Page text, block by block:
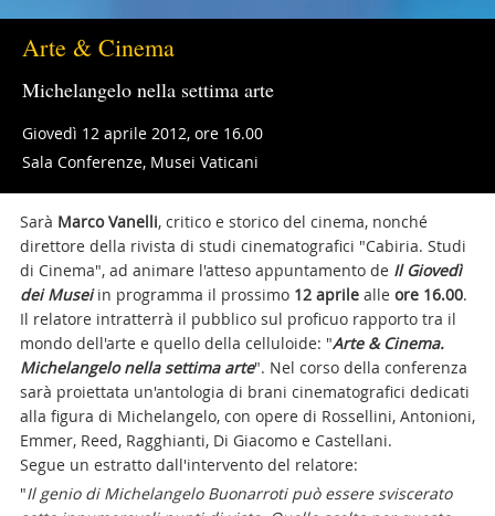
Arte & Cinema
Michelangelo nella settima arte
Giovedì 12 aprile 2012, ore 16.00
Sala Conferenze, Musei Vaticani
Sarà Marco Vanelli, critico e storico del cinema, nonché
direttore della rivista di studi cinematografici "Cabiria. Studi
di Cinema", ad animare l'atteso appuntamento de Il Giovedì
dei Museiin programma il prossimo 12 aprilealle ore 16.00.
Il relatore intratterrà il pubblico sul proficuo rapporto tra il
mondo dell'arte e quello della celluloide: "Arte & Cinema.
Michelangelo nella settima arte". Nel corso della conferenza
sarà proiettata un'antologia di brani cinematografici dedicati
alla figura di Michelangelo, con opere di Rossellini, Antonioni,
Emmer, Reed, Ragghianti, Di Giacomo e Castellani.
Segue un estratto dall'intervento del relatore:
"Il genio di Michelangelo Buonarroti può essere sviscerato